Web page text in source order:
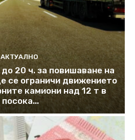
АКТУАЛНО
20 ч. за повишаване на
се ограничи движението
камиони над 12 т в
посока...